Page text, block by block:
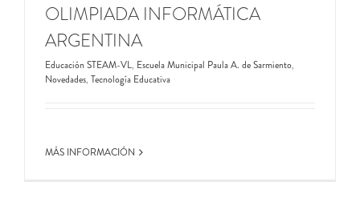
OLIMPIADA INFORMÁTICA
ARGENTINA
Educación STEAM-VL, Escuela Municipal Paula A. de Sarmiento,
Novedades, Tecnología Educativa
MÁS INFORMACIÓN